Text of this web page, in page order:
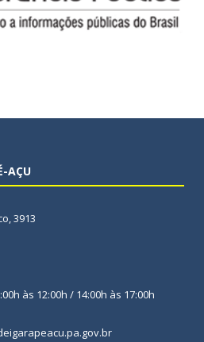
AÇU
3913
às 12:00h / 14:00h às 17:00h